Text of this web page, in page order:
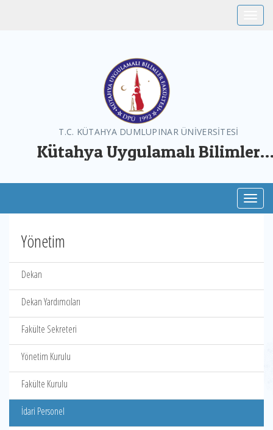
T.C. KÜTAHYA DUMLUPINAR ÜNİVERSİTESİ
Kütahya Uygulamalı Bilimler
Yönetim
Dekan
Dekan Yardımcıları
Fakülte Sekreteri
Yönetim Kurulu
Fakülte Kurulu
İdari Personel